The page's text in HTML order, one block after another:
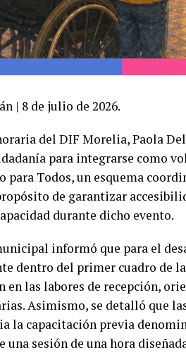
| 8 de julio de 2026.
del DIF Morelia, Paola
para integrarse como
para Todos, un esquema
de garantizar
durante dicho evento.
informó que para el
dentro del primer cuadro de
en las labores de recepción,
Asimismo, se detalló que
la capacitación previa
una sesión de una hora